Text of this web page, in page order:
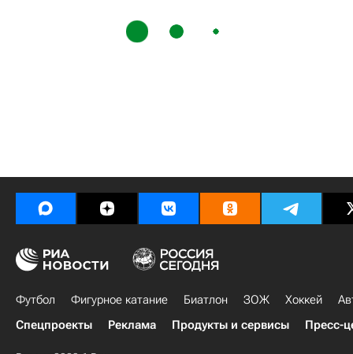
Футбол Фигурное катание Биатлон ЗОЖ Хоккей
Спецпроекты
Реклама Продукты и сервисы Пресс-